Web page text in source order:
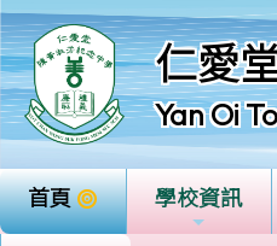
仁愛
Yan Oi
首頁 學校資訊